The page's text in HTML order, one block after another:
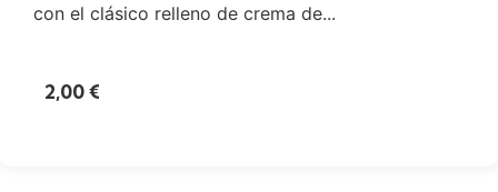
con el clásico relleno de crema de...
2,00€